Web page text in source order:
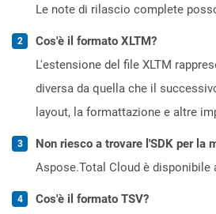
Le note di rilascio complete
Cos'è il formato XLTM?
L'estensione del file XLTM
diversa da quella che il
layout, la formattazione e altre
Non riesco a trovare l'SDK per la
Aspose.Total Cloud è disponibile
Cos'è il formato TSV?